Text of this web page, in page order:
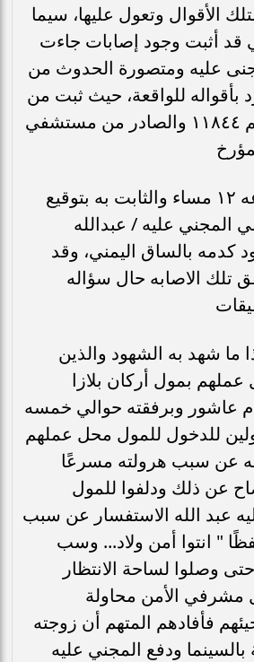
الأقوال وتعول عليها، سيما
قد أثبت وجود إصابات جاءت
عليه ومتصورة الحدوث من
بأقواله للواقعة، حيث ثبت من
التقرير الطبي رقم ١١٨٤٤ والصادر من مستشفي
٢٠٢٤/٦/٢٠ الساعه ۱۲ مساء والثابت به بتوقيع
المجني عليه / عبدالله
كدمه بالساق اليمني، وقد
تلك الاصابه حال سؤاله
ما شهد به الشهود والذين
عملهم بمول أركان بلازا
عاشور وبرفقته حوالي خمسه
للدخول للمول محل عملهم
عن سبب هرولته مسرعًا
عن ذلك ودلفوا للمول
عبد الله الاستفسار عن سبب
" انتوا أمن ولاد... وسب
وصلوا لساحة الانتظار
مشرفي الأمن محاولة
فأفادهم المتهم أن زوجته
ودفع المجني عليه